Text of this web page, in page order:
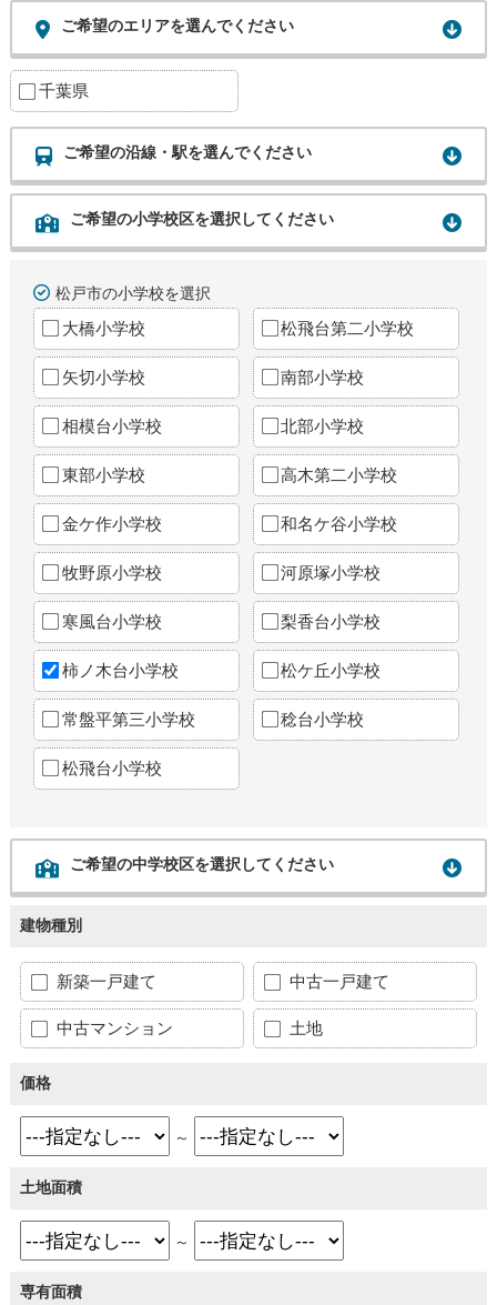
ご希望のエリアを選んでください
千葉県
ご希望の沿線・駅を選んでください
ご希望の小学校区を選択してください
松戸市の小学校を選択
大橋小学校 松飛台第二小学校
矢切小学校 南部小学校
相模台小学校 北部小学校
東部小学校 高木第二小学校
金ケ作小学校 和名ケ谷小学校
牧野原小学校 河原塚小学校
寒風台小学校 梨香台小学校
柿ノ木台小学校 松ケ丘小学校
常盤平第三小学校 稔台小学校
松飛台小学校
ご希望の中学校区を選択してください
建物種別
新築一戸建て 中古一戸建て
中古マンション 土地
価格
～
土地面積
～
専有面積